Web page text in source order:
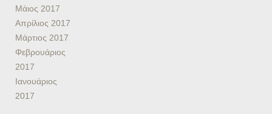
Μάιος 2017
Απρίλιος 2017
Μάρτιος 2017
Φεβρουάριος
2017
Ιανουάριος
2017